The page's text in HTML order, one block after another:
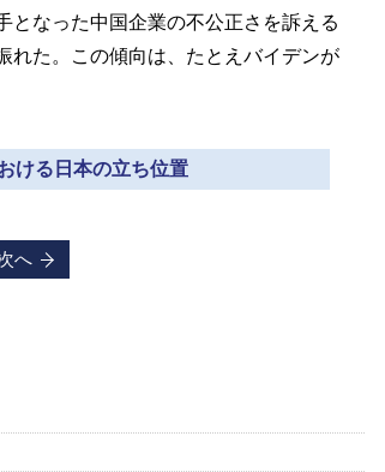
となった中国企業の不公正さを訴える
れた。この傾向は、たとえバイデンが
ける日本の立ち位置
へ